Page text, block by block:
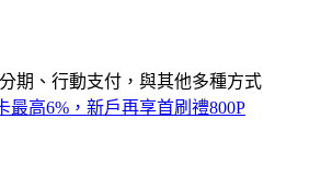
期、行動支付，與其他多種方式
最高6%，新戶再享首刷禮800P